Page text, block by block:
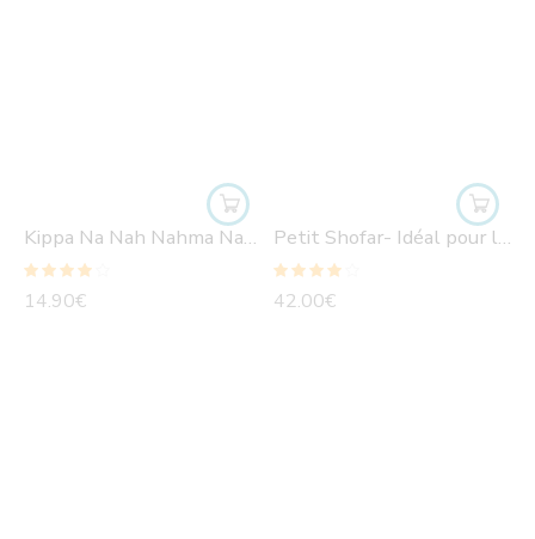
Kippa Na Nah Nahma Nahman Meouman+ flamme Breslev
Note4.00
sur 5
14.90€
Petit Shofar- Idéal pour les enfants
Note4.00
sur 5
42.00€